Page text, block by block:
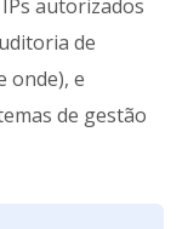
autorizados
de
onde), e
de gestão